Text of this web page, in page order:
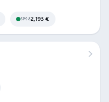
SP982,193 €